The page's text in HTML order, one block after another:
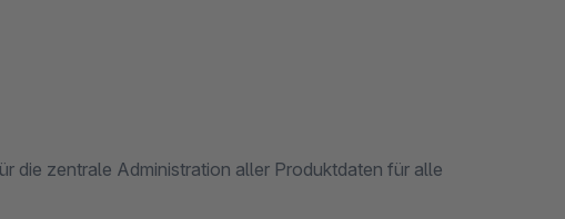
die zentrale Administration aller Produktdaten für alle